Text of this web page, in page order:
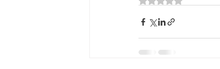
Evlilik Terapisi